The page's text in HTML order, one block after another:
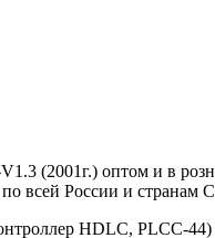
(2001г.) оптом и в
всей России и странам
HDLC, PLCC-44)